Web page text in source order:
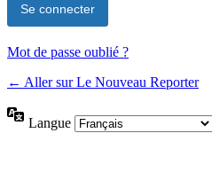
Mot de passe oublié ?
← Aller sur Le Nouveau Reporter
Langue